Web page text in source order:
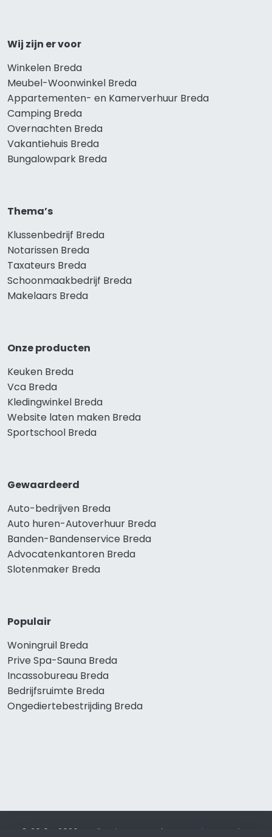
Wij zijn er voor
Winkelen Breda
Meubel-Woonwinkel Breda
Appartementen- en Kamerverhuur Breda
Camping Breda
Overnachten Breda
Vakantiehuis Breda
Bungalowpark Breda
Thema’s
Klussenbedrijf Breda
Notarissen Breda
Taxateurs Breda
Schoonmaakbedrijf Breda
Makelaars Breda
Onze producten
Keuken Breda
Vca Breda
Kledingwinkel Breda
Website laten maken Breda
Sportschool Breda
Gewaardeerd
Auto-bedrijven Breda
Auto huren-Autoverhuur Breda
Banden-Bandenservice Breda
Advocatenkantoren Breda
Slotenmaker Breda
Populair
Woningruil Breda
Prive Spa-Sauna Breda
Incassobureau Breda
Bedrijfsruimte Breda
Ongediertebestrijding Breda
© 2019 - 2026 Realisatie en SEO door SEO-bureau Lion